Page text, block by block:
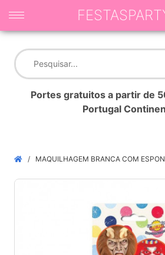
Portes gratuitos a partir de
Portugal
MAQUILHAGEM BRANCA COM